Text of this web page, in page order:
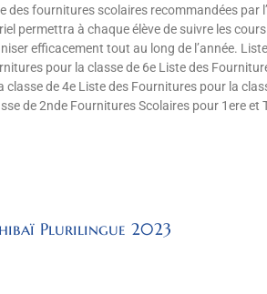
des fournitures scolaires recommandées par
permettra à chaque élève de suivre les
efficacement tout au long de l’année.
pour la classe de 6e Liste des
classe de 4e Liste des Fournitures pour la
de 2nde Fournitures Scolaires pour 1ere et
Plurilingue 2023